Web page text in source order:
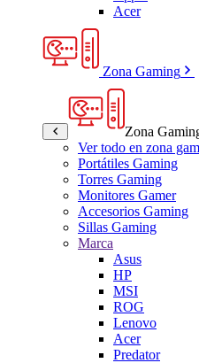
Acer
Zona Gaming
Zona
Ver todo en zona
Portátiles Gaming
Torres Gaming
Monitores Gamer
Accesorios Gaming
Sillas Gaming
Marca
Asus
HP
MSI
ROG
Lenovo
Acer
Predator